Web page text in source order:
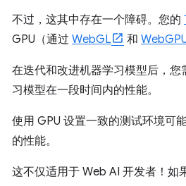
不过，这其中存在一个障碍。您的
GPU（通过 WebGL 和
在迭代和改进机器学习模型后，
习模型在一段时间内的性能。
使用 GPU 设置一致的测试环境可
的性能。
这不仅适用于 Web AI 开发者！如